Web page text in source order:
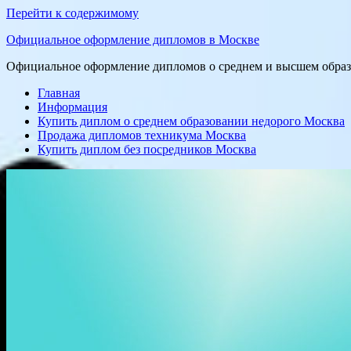
Перейти к содержимому
Официальное оформление дипломов в Москве
Официальное оформление дипломов о среднем и высшем
Главная
Информация
Купить диплом о среднем образовании недорого Москва
Продажа дипломов техникума Москва
Купить диплом без посредников Москва